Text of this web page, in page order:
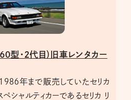
型・2代目）旧車レンタカー
年まで販売していたセリカ
ペシャルティカーであるセリカ リ